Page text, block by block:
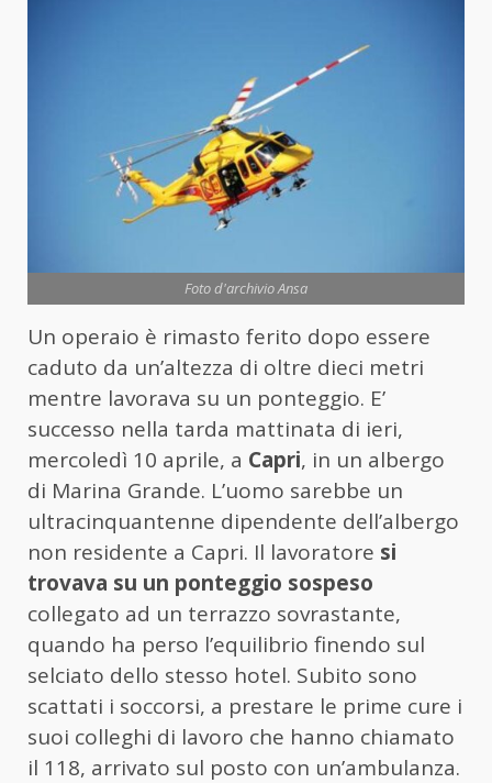
Foto d'archivio Ansa
Un operaio è rimasto ferito dopo essere
caduto da un’altezza di oltre dieci metri
mentre lavorava su un ponteggio. E’
successo nella tarda mattinata di ieri,
mercoledì 10 aprile, a Capri, in un albergo
di Marina Grande. L’uomo sarebbe un
ultracinquantenne dipendente dell’albergo
non residente a Capri. Il lavoratore si
trovava su un ponteggio sospeso
collegato ad un terrazzo sovrastante,
quando ha perso l’equilibrio finendo sul
selciato dello stesso hotel. Subito sono
scattati i soccorsi, a prestare le prime cure i
suoi colleghi di lavoro che hanno chiamato
il 118, arrivato sul posto con un’ambulanza.